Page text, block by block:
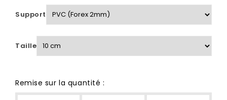
Support
Taille
Remise sur la quantité :